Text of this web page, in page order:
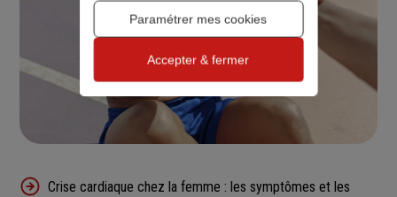
Crise cardiaque chez la femme : les symptômes et les
Paramétrer mes cookies
Accepter & fermer